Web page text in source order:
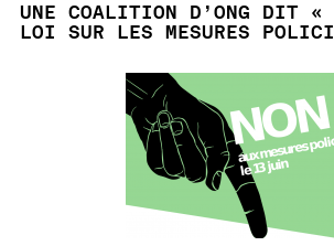
UNE COALITION D’ONG DIT
LOI SUR LES MESURES